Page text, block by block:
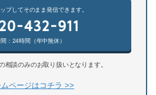
プしてそのまま発信できます。
：24時間（年中無休）
相談のみのお取り扱いとなります。
ページはコチラ >>